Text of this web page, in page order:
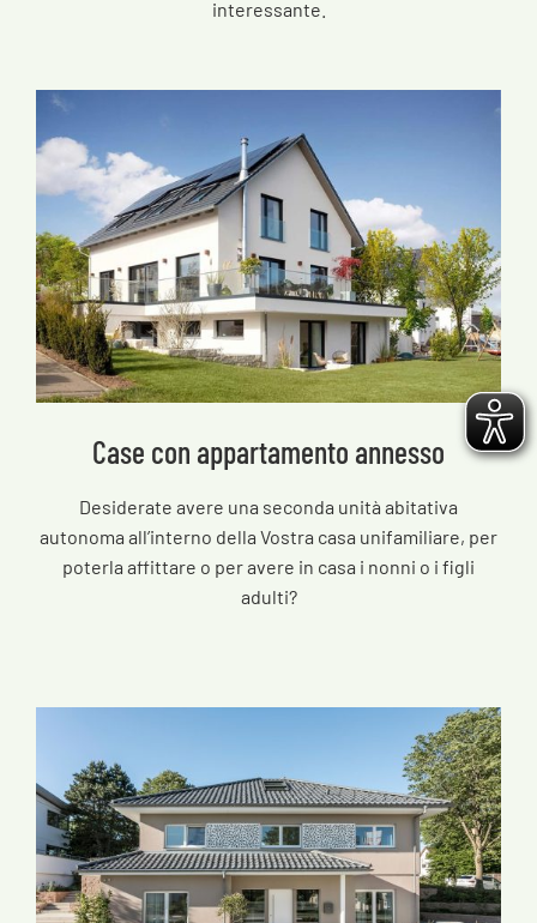
interessante.
Case con appartamento annesso
Desiderate avere una seconda unità abitativa
autonoma all’interno della Vostra casa unifamiliare, per
poterla affittare o per avere in casa i nonni o i figli
adulti?